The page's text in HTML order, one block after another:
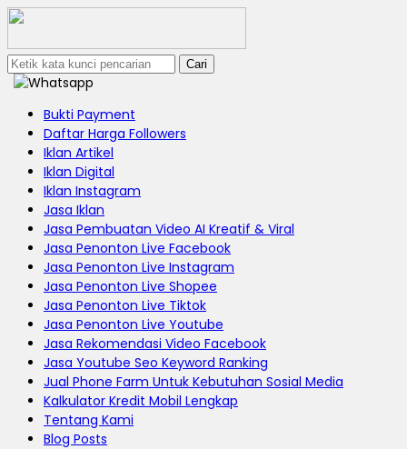
Cari
Bukti Payment
Daftar Harga Followers
Iklan Artikel
Iklan Digital
Iklan Instagram
Jasa Iklan
Jasa Pembuatan Video AI Kreatif & Viral
Jasa Penonton Live Facebook
Jasa Penonton Live Instagram
Jasa Penonton Live Shopee
Jasa Penonton Live Tiktok
Jasa Penonton Live Youtube
Jasa Rekomendasi Video Facebook
Jasa Youtube Seo Keyword Ranking
Jual Phone Farm Untuk Kebutuhan Sosial Media
Kalkulator Kredit Mobil Lengkap
Tentang Kami
Blog Posts